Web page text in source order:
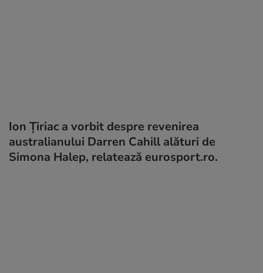
Ion Țiriac a vorbit despre revenirea
australianului Darren Cahill alături de
Simona Halep, relatează eurosport.ro.